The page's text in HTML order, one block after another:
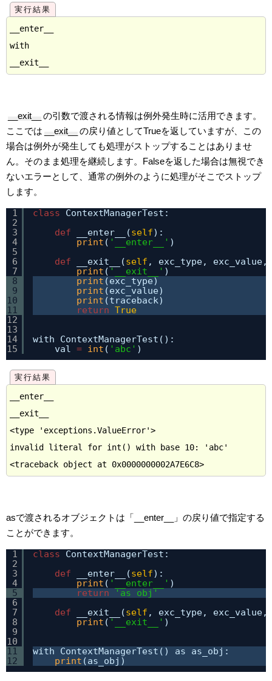
__enter__
with
__exit__
の引数で渡される情報は例外発生時に活用できます。
ここでは
__exit__
の戻り値としてTrueを返していますが、この
場合は例外が発生しても処理がストップすることはありませ
ん。そのまま処理を継続します。Falseを返した場合は無視でき
ないエラーとして、通常の例外のように処理がそこでストップ
します。
1
2
3
4
5
6
7
8
9
10
11
12
13
14
15
class
ContextManagerTest:
def
__enter__(self):
print ( '__enter__' )
def
__exit__(self , exc_type,
print ( '__exit__' )
print (exc_type)
print (exc_value)
print (traceback)
return True
with ContextManagerTest():
val = int ( 'abc' )
__enter__
__exit__
<type 'exceptions.ValueError'>
invalid literal for int() with base 10: 'abc'
asで渡されるオブジェクトは「__enter__」の戻り値で指定する
ことができます。
1
2
3
4
5
6
7
8
9
10
11
12
class
ContextManagerTest:
def
__enter__(self):
print ( '__enter__' )
return
'as obj'
def
__exit__(self , exc_type,
print ( '__exit__' )
with ContextManagerTest() as as_obj:
print (as_obj)